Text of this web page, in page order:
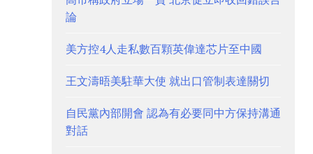
論
美方控4人走私數百顆英偉達芯片至中國
王文濤晤美駐華大使 就出口管制表達關切
自民黨內部開會 認為有必要同中方保持溝通
對話